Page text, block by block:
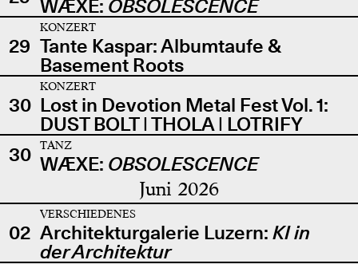
WÆXE: OBSOLESCENCE
29
KONZERT
Tante Kaspar: Albumtaufe &
Basement Roots
30
KONZERT
Lost in Devotion Metal Fest Vol. 1:
DUST BOLT | THOLA | LOTRIFY
30
TANZ
WÆXE: OBSOLESCENCE
Juni 2026
02
VERSCHIEDENES
Architekturgalerie Luzern: KI in
der Architektur